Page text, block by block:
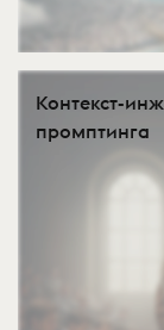
Контекст-
промптинга